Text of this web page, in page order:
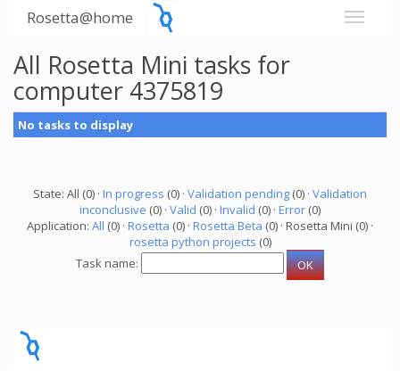
Rosetta@home
All Rosetta Mini tasks for
computer 4375819
No tasks to display
State: All (0) · In progress (0) · Validation pending (0) · Validation
inconclusive (0) · Valid (0) · Invalid (0) · Error (0)
Application: All (0) · Rosetta (0) · Rosetta Beta (0) · Rosetta Mini (0) ·
rosetta python projects (0)
Task name: